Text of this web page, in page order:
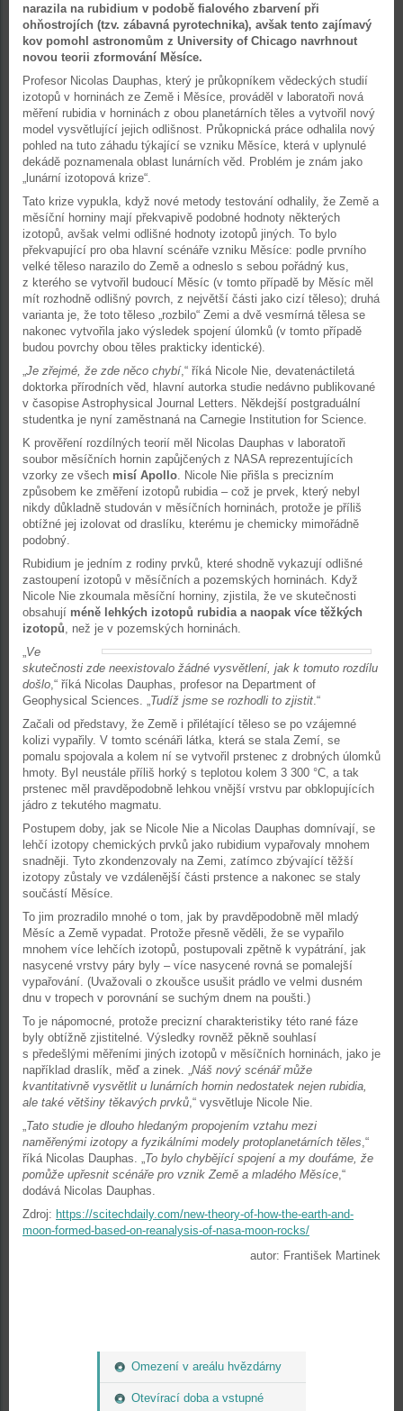
Omezení v areálu hvězdárny
Otevírací doba a vstupné
narazila na rubidium v podobě fialového zbarvení při
ohňostrojích (tzv. zábavná pyrotechnika), avšak tento zajímavý
kov pomohl astronomům z University of Chicago navrhnout
novou teorii zformování Měsíce.
Profesor Nicolas Dauphas, který je průkopníkem vědeckých studií
izotopů v horninách ze Země i Měsíce, prováděl v laboratoři nová
měření rubidia v horninách z obou planetárních těles a vytvořil nový
model vysvětlující jejich odlišnost. Průkopnická práce odhalila nový
pohled na tuto záhadu týkající se vzniku Měsíce, která v uplynulé
dekádě poznamenala oblast lunárních věd. Problém je znám jako
„lunární izotopová krize“.
Tato krize vypukla, když nové metody testování odhalily, že Země a
měsíční horniny mají překvapivě podobné hodnoty některých
izotopů, avšak velmi odlišné hodnoty izotopů jiných. To bylo
překvapující pro oba hlavní scénáře vzniku Měsíce: podle prvního
velké těleso narazilo do Země a odneslo s sebou pořádný kus,
z kterého se vytvořil budoucí Měsíc (v tomto případě by Měsíc měl
mít rozhodně odlišný povrch, z největší části jako cizí těleso); druhá
varianta je, že toto těleso „rozbilo“ Zemi a dvě vesmírná tělesa se
nakonec vytvořila jako výsledek spojení úlomků (v tomto případě
budou povrchy obou těles prakticky identické).
„Je zřejmé, že zde něco chybí,“ říká Nicole Nie, devatenáctiletá
doktorka přírodních věd, hlavní autorka studie nedávno publikované
v časopise Astrophysical Journal Letters. Někdejší postgraduální
studentka je nyní zaměstnaná na Carnegie Institution for Science.
K prověření rozdílných teorií měl Nicolas Dauphas v laboratoři
soubor měsíčních hornin zapůjčených z NASA reprezentujících
vzorky ze všech misí Apollo. Nicole Nie přišla s precizním
způsobem ke změření izotopů rubidia – což je prvek, který nebyl
nikdy důkladně studován v měsíčních horninách, protože je příliš
obtížné jej izolovat od draslíku, kterému je chemicky mimořádně
podobný.
Rubidium je jedním z rodiny prvků, které shodně vykazují odlišné
zastoupení izotopů v měsíčních a pozemských horninách. Když
Nicole Nie zkoumala měsíční horniny, zjistila, že ve skutečnosti
obsahují méně lehkých izotopů rubidia a naopak více těžkých
izotopů, než je v pozemských horninách.
„Ve
skutečnosti zde neexistovalo žádné vysvětlení, jak k tomuto rozdílu
došlo,“ říká Nicolas Dauphas, profesor na Department of
Geophysical Sciences. „Tudíž jsme se rozhodli to zjistit.“
Začali od představy, že Země i přilétající těleso se po vzájemné
kolizi vypařily. V tomto scénáři látka, která se stala Zemí, se
pomalu spojovala a kolem ní se vytvořil prstenec z drobných úlomků
hmoty. Byl neustále příliš horký s teplotou kolem 3 300 °C, a tak
prstenec měl pravděpodobně lehkou vnější vrstvu par obklopujících
jádro z tekutého magmatu.
Postupem doby, jak se Nicole Nie a Nicolas Dauphas domnívají, se
lehčí izotopy chemických prvků jako rubidium vypařovaly mnohem
snadněji. Tyto zkondenzovaly na Zemi, zatímco zbývající těžší
izotopy zůstaly ve vzdálenější části prstence a nakonec se staly
součástí Měsíce.
To jim prozradilo mnohé o tom, jak by pravděpodobně měl mladý
Měsíc a Země vypadat. Protože přesně věděli, že se vypařilo
mnohem více lehčích izotopů, postupovali zpětně k vypátrání, jak
nasycené vrstvy páry byly – více nasycené rovná se pomalejší
vypařování. (Uvažovali o zkoušce usušit prádlo ve velmi dusném
dnu v tropech v porovnání se suchým dnem na poušti.)
To je nápomocné, protože precizní charakteristiky této rané fáze
byly obtížně zjistitelné. Výsledky rovněž pěkně souhlasí
s předešlými měřeními jiných izotopů v měsíčních horninách, jako je
například draslík, měď a zinek. „Náš nový scénář může
kvantitativně vysvětlit u lunárních hornin nedostatek nejen rubidia,
ale také většiny těkavých prvků,“ vysvětluje Nicole Nie.
„Tato studie je dlouho hledaným propojením vztahu mezi
naměřenými izotopy a fyzikálními modely protoplanetárních těles,“
říká Nicolas Dauphas. „To bylo chybějící spojení a my doufáme, že
pomůže upřesnit scénáře pro vznik Země a mladého Měsíce,“
dodává Nicolas Dauphas.
Zdroj: https://scitechdaily.com/new-theory-of-how-the-earth-and-
moon-formed-based-on-reanalysis-of-nasa-moon-rocks/
autor: František Martinek